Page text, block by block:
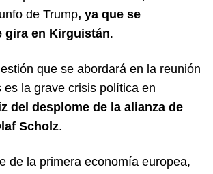
de Trump, ya que se
gira en Kirguistán.
que se abordará en la reunión
es la grave crisis política en
del desplome de la alianza de
Scholz.
de la primera economía europea,